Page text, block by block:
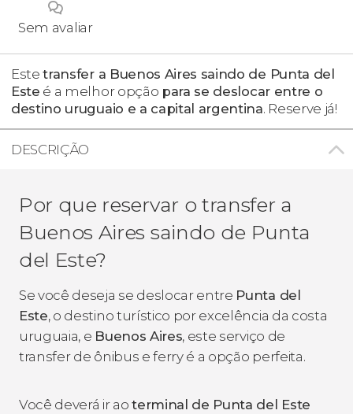
Sem avaliar
Estetransfer a Buenos Aires saindo de Punta del
Este é a melhor opção para se deslocar entre o
destino uruguaio e a capital argentina. Reserve já!
DESCRIÇÃO
Por que reservar o transfer a
Buenos Aires saindo de Punta
del Este?
Se você deseja se deslocar entre Punta del
Este, o destino turístico por excelência da costa
uruguaia, e Buenos Aires, este serviço de
transfer de ônibus e ferry é a opção perfeita.
Você deverá ir aoterminal de Punta del Este